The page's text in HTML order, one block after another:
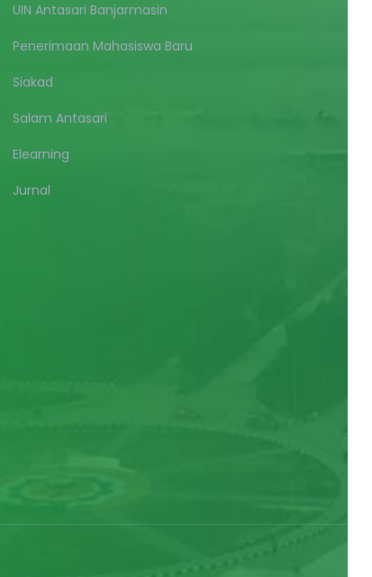
UIN Antasari Banjarmasin
Penerimaan Mahasiswa Baru
Siakad
Salam Antasari
Elearning
Jurnal